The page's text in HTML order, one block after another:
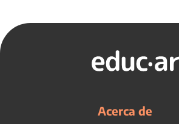
Acerca de